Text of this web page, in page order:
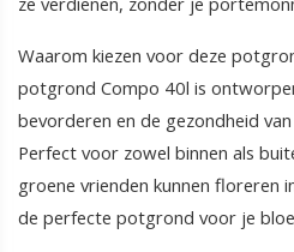
Waarom kiezen voor deze
potgrond Compo 40l is
bevorderen en de gezondheid
Perfect voor zowel binnen als
groene vrienden kunnen floreren
de perfecte potgrond voor je